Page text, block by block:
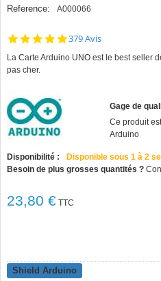
Reference: A000066
4.9
rating
379 Avis
La Carte Arduino UNO est le best seller
pas cher.
Gage de
Ce produit
Arduino
Disponibilité :
Disponible sous 1 à 2
Besoin de plus grosses quantités ?
23,80 € TTC
Shield Arduino